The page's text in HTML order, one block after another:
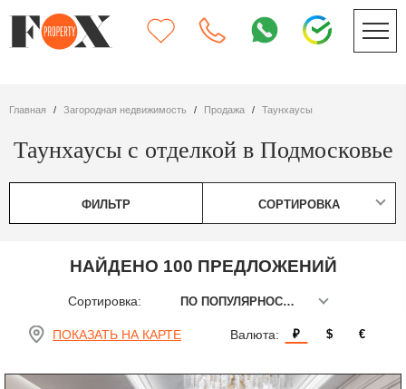
Главная Загородная недвижимость Продажа таунхаусы
Таунхаусы с отделкой в Подмосковье
ФИЛЬТР СОРТИРОВКА
НАЙДЕНО 100 ПРЕДЛОЖЕНИЙ
Сортировка: ПО ПОПУЛЯРНОСТИ
ПОКАЗАТЬ НА КАРТЕ Валюта: ₽ $ €